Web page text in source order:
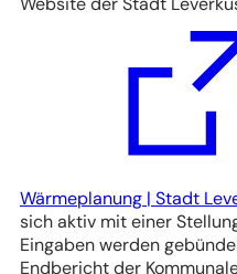
Wärmeplanung | Stadt
(Öffnet
einem
neuen
sich aktiv mit einer
Eingaben werden
Endbericht der